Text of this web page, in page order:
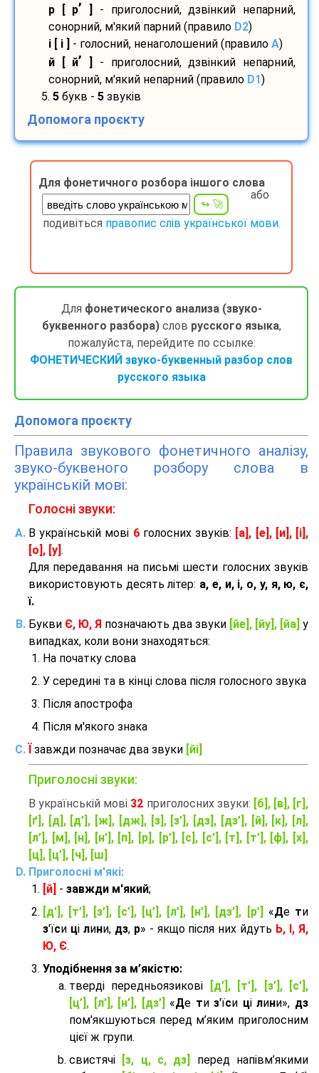
р [ р’
- приголосний, дзвінкий непарний,
сонорний, м'який парний (правило D2)
і [ і ]
- голосний, ненаголошений (правило A)
й [ й’
- приголосний, дзвінкий непарний,
сонорний, м'який непарний (правило D1)
5. 5 букв - 5 звуків
Допомога проєкту
Для фонетичного розбора іншого слова
або
подивіться правопис слів української мови.
Для фонетического анализа (звуко-
буквенного разбора)слов русского языка,
пожалуйста, перейдите по ссылке:
ФОНЕТИЧЕСКИЙ звуко-буквенный разбор слов
русского языка
Допомога проєкту
Правила звукового фонетичного аналізу,
звуко-буквеного розбору слова в
українській мові:
Голосні звуки:
В українській мові 6голосних звуків:
[а], [е], [и], [і],
[о], [у] .
Для передавання на письмі шести голосних звуків
використовують десять літер: а, е, и, і, о, у, я, ю, є,
ї.
Букви Є, Ю, Я позначають два звуки [йе], [йу], [йа] у
випадках, коли вони знаходяться:
На початку слова
У середині та в кінці слова після голосного звука
Після апострофа
Після м'якого знака
завжди позначає два звуки [йі]
Приголосні звуки:
В українській мові 32 приголосних звуки: [б], [в], [г],
[ґ], [д], [д’], [ж], [дж], [з], [з’], [дз], [дз’], [й], [к], [л],
[л’], [м], [н], [н’], [п], [р], [р’], [с], [с’], [т], [т’], [ф], [х],
[ц], [ц’], [ч], [ш]
Приголосні м'які:
[й] - завжди м'який;
[д’], [т’], [з’], [с’], [ц’], [л’], [н’], [дз’], [р’]
«Де ти
з'їси ці лини, дз, р» - якщо після них йдуть Ь, І, Я,
Ю, Є.
Уподібнення за м’якістю:
тверді передньоязикові
[д’], [т’], [з’], [с’],
[ц’], [л’], [н’], [дз’] «Де тиз'їси цілини», дз
пом'якшуються перед м’яким приголосним
цієї ж групи.
cвистячі
[з, ц, с, дз]
перед напівм’якими